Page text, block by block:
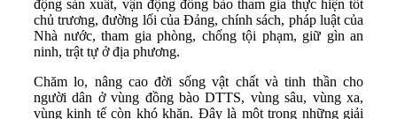
động sản xuất, vận động đồng bào tham gia thực hiện tốt
chủ trương, đường lối của Đảng, chính sách, pháp luật của
Nhà nước, tham gia phòng, chống tội phạm, giữ gìn an
ninh, trật tự ở địa phương.
Chăm lo, nâng cao đời sống vật chất và tinh thần cho
người dân ở vùng đồng bào DTTS, vùng sâu, vùng xa,
vùng kinh tế còn khó khăn. Đây là một trong những giải